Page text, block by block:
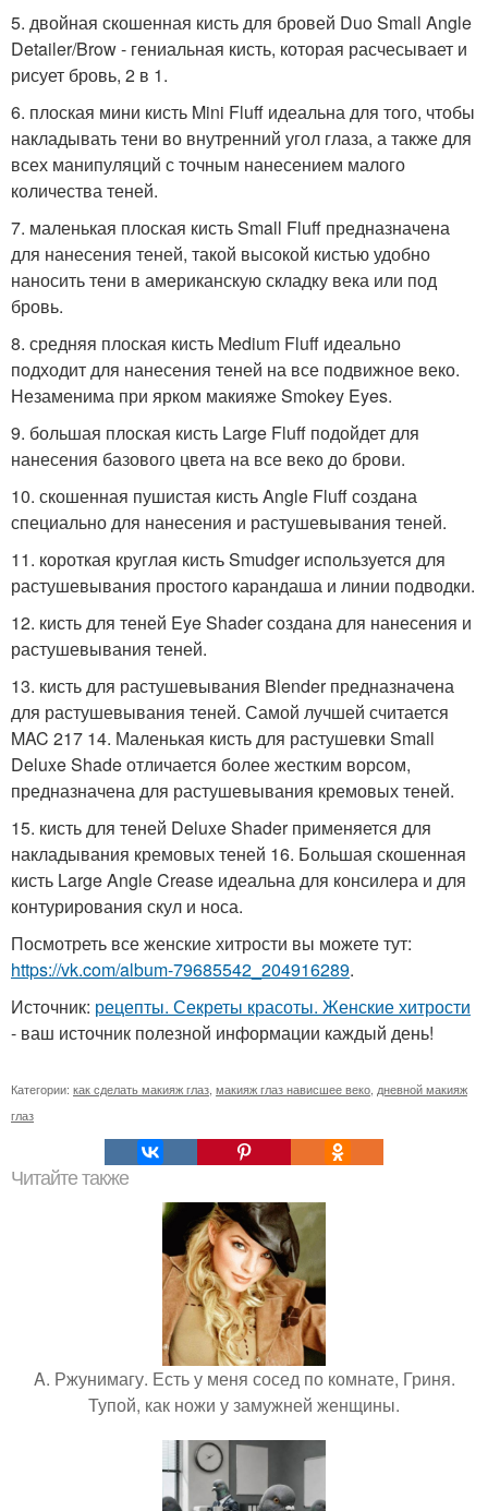
5. двойная скошенная кисть для бровей Duo Small Angle
Detailer/Brow - гениальная кисть, которая расчесывает и
рисует бровь, 2 в 1.
6. плоская мини кисть Mini Fluff идеальна для того, чтобы
накладывать тени во внутренний угол глаза, а также для
всех манипуляций с точным нанесением малого
количества теней.
7. маленькая плоская кисть Small Fluff предназначена
для нанесения теней, такой высокой кистью удобно
наносить тени в американскую складку века или под
бровь.
8. средняя плоская кисть Medium Fluff идеально
подходит для нанесения теней на все подвижное веко.
Незаменима при ярком макияже Smokey Eyes.
9. большая плоская кисть Large Fluff подойдет для
нанесения базового цвета на все веко до брови.
10. скошенная пушистая кисть Angle Fluff создана
специально для нанесения и растушевывания теней.
11. короткая круглая кисть Smudger используется для
растушевывания простого карандаша и линии подводки.
12. кисть для теней Eye Shader создана для нанесения и
растушевывания теней.
13. кисть для растушевывания Blender предназначена
для растушевывания теней. Самой лучшей считается
MAC 217 14. Маленькая кисть для растушевки Small
Deluxe Shade отличается более жестким ворсом,
предназначена для растушевывания кремовых теней.
15. кисть для теней Deluxe Shader применяется для
накладывания кремовых теней 16. Большая скошенная
кисть Large Angle Crease идеальна для консилера и для
контурирования скул и носа.
Посмотреть все женские хитрости вы можете тут:
https://vk.com/album-79685542_204916289.
Источник: рецепты. Секреты красоты. Женские хитрости
- ваш источник полезной информации каждый день!
Категории: как сделать макияж глаз макияж глаз нависшее веко дневной макияж
глаз
Читайте также
A. Ржунимагу. Есть у меня сосед по комнате, Гриня.
Тупой, как ножи у замужней женщины.